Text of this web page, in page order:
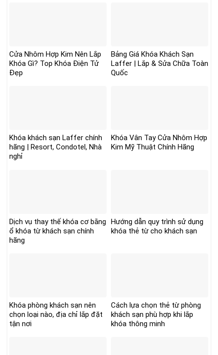
Cửa Nhôm Hợp Kim Nên Lắp
Khóa Gì? Top Khóa Điện Tử
Đẹp
Bảng Giá Khóa Khách Sạn
Laffer | Lắp & Sửa Chữa Toàn
Quốc
Khóa khách sạn Laffer chính
hãng | Resort, Condotel, Nhà
nghỉ
Khóa Vân Tay Cửa Nhôm Hợp
Kim Mỹ Thuật Chính Hãng
Dịch vụ thay thế khóa cơ bằng
ổ khóa từ khách sạn chính
hãng
Hướng dẫn quy trình sử dụng
khóa thẻ từ cho khách sạn
Khóa phòng khách sạn nên
chọn loại nào, địa chỉ lắp đặt
tận nơi
Cách lựa chọn thẻ từ phòng
khách sạn phù hợp khi lắp
khóa thông minh